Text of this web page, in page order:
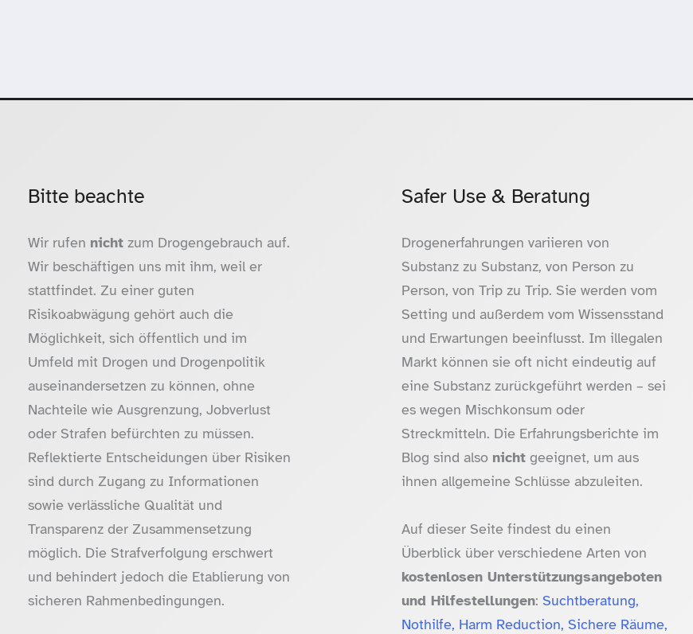
Bitte beachte
Wir rufen nicht zum Drogengebrauch auf.
Wir beschäftigen uns mit ihm, weil er
stattfindet. Zu einer guten
Risikoabwägung gehört auch die
Möglichkeit, sich öffentlich und im
Umfeld mit Drogen und Drogenpolitik
auseinandersetzen zu können, ohne
Nachteile wie Ausgrenzung, Jobverlust
oder Strafen befürchten zu müssen.
Reflektierte Entscheidungen über Risiken
sind durch Zugang zu Informationen
sowie verlässliche Qualität und
Transparenz der Zusammensetzung
möglich. Die Strafverfolgung erschwert
und behindert jedoch die Etablierung von
sicheren Rahmenbedingungen.
Safer Use & Beratung
Drogenerfahrungen variieren von
Substanz zu Substanz, von Person zu
Person, von Trip zu Trip. Sie werden vom
Setting und außerdem vom Wissensstand
und Erwartungen beeinflusst. Im illegalen
Markt können sie oft nicht eindeutig auf
eine Substanz zurückgeführt werden – sei
es wegen Mischkonsum oder
Streckmitteln. Die Erfahrungsberichte im
Blog sind also nicht geeignet, um aus
ihnen allgemeine Schlüsse abzuleiten.
Auf dieser Seite findest du einen
Überblick über verschiedene Arten von
kostenlosen Unterstützungsangeboten
und Hilfestellungen: Suchtberatung,
Nothilfe, Harm Reduction, Sichere Räume,